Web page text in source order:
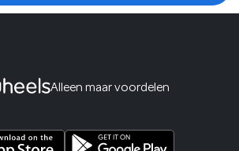
Alleen maar voordelen